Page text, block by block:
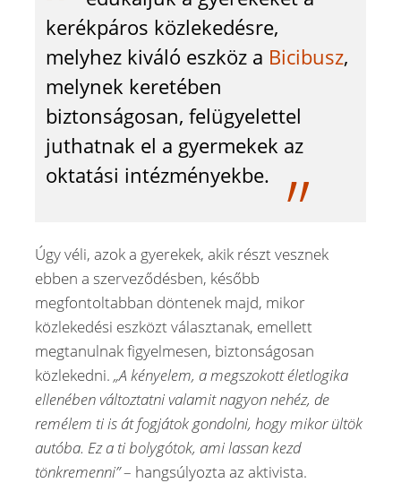
kerékpáros közlekedésre,
melyhez kiváló eszköz a Bicibusz,
melynek keretében
biztonságosan, felügyelettel
juthatnak el a gyermekek az
oktatási intézményekbe.
Úgy véli, azok a gyerekek, akik részt vesznek
ebben a szerveződésben, később
megfontoltabban döntenek majd, mikor
közlekedési eszközt választanak, emellett
megtanulnak figyelmesen, biztonságosan
közlekedni. „A kényelem, a megszokott életlogika
ellenében változtatni valamit nagyon nehéz, de
remélem ti is át fogjátok gondolni, hogy mikor ültök
autóba. Ez a ti bolygótok, ami lassan kezd
tönkremenni”– hangsúlyozta az aktivista.